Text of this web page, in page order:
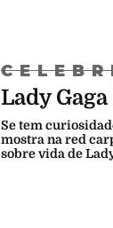
Lady
Se tem
mostra na red
sobre vida de